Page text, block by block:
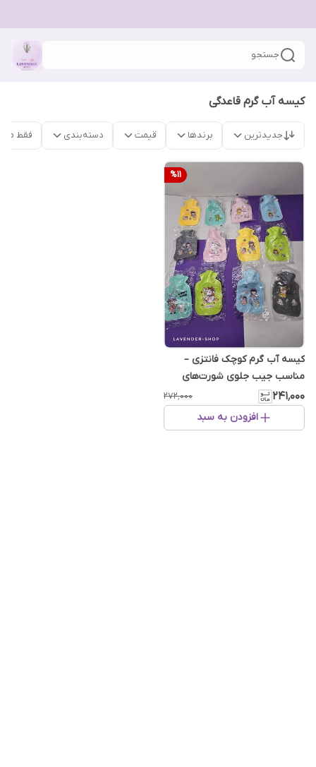
جستجو
کیسه آب گرم قاعدگی
جدیدترین برندها قیمت دسته‌بندی فقط
%11
کیسه آب گرم کوچک فانتزی –
مناسب جیب جلوی شورت‌های
پریودی
۲۴۱٬۰۰۰ ۲۷۲٬۰۰۰
افزودن به سبد